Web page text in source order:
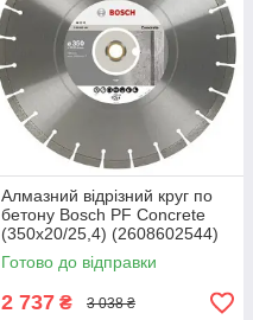
Алмазний відрізний круг по
бетону Bosch PF Concrete
(350х20/25,4) (2608602544)
Готово до відправки
2 737 ₴ 3 038 ₴